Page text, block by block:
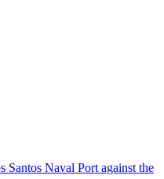
Naval Port against the